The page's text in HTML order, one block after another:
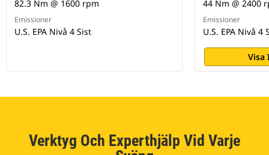
82.3 Nm @ 1600 rpm
Emissioner
U.S. EPA Nivå 4 Sist
44 Nm @ 2400
Emissioner
U.S. EPA Nivå 4
Visa
Verktyg Och Experthjälp Vid Varje